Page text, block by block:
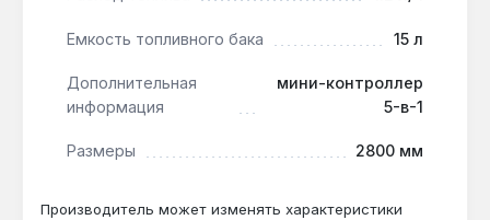
насосов.
Как часто нужно менять масло при
интенсивной эксплуатации?
моточасов или раз в сезон при еженедельной
расположением клапанов рассчитан на
Емкость топливного бака 15 л
Дополнительная
информация
мини-контроллер
5-в-1
Размеры 2800 мм
Производитель может изменять характеристики